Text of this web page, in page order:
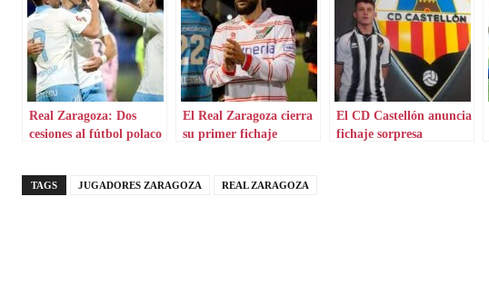
Real Zaragoza: Dos
cesiones al fútbol polaco
El Real Zaragoza cierra
su primer fichaje
El CD Castellón anuncia
fichaje sorpresa
TAGS JUGADORES ZARAGOZA REAL ZARAGOZA